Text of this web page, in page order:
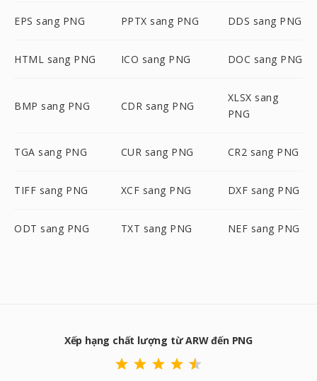
EPS sang PNG PPTX sang PNG DDS sang PNG
HTML sang PNG ICO sang PNG DOC sang PNG
BMP sang PNG CDR sang PNG
XLSX sang
PNG
TGA sang PNG CUR sang PNG CR2 sang PNG
TIFF sang PNG XCF sang PNG DXF sang PNG
ODT sang PNG TXT sang PNG NEF sang PNG
Xếp hạng chất lượng từ ARW đến PNG